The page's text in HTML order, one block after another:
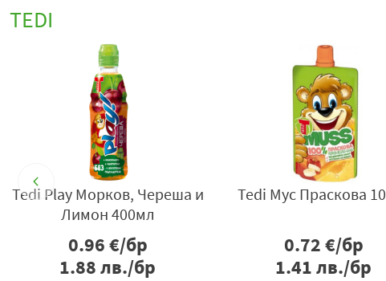
TEDI
Морков, Ягода и
Лимон 400мл
€/бр
лв./бр
Нектар Tedi Пр-ва, Морков
€/бр
лв./бр